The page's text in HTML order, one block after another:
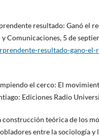
resultado: Ganó el
y Comunicaciones, 5 de
resultado-gano-el-
el cerco: El
Ediciones Radio
construcción teórica de los
entre la sociología y